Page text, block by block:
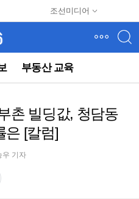
조선미디어
부동산 교육
촌 빌딩값, 청담동
은 [칼럼]
우 기자